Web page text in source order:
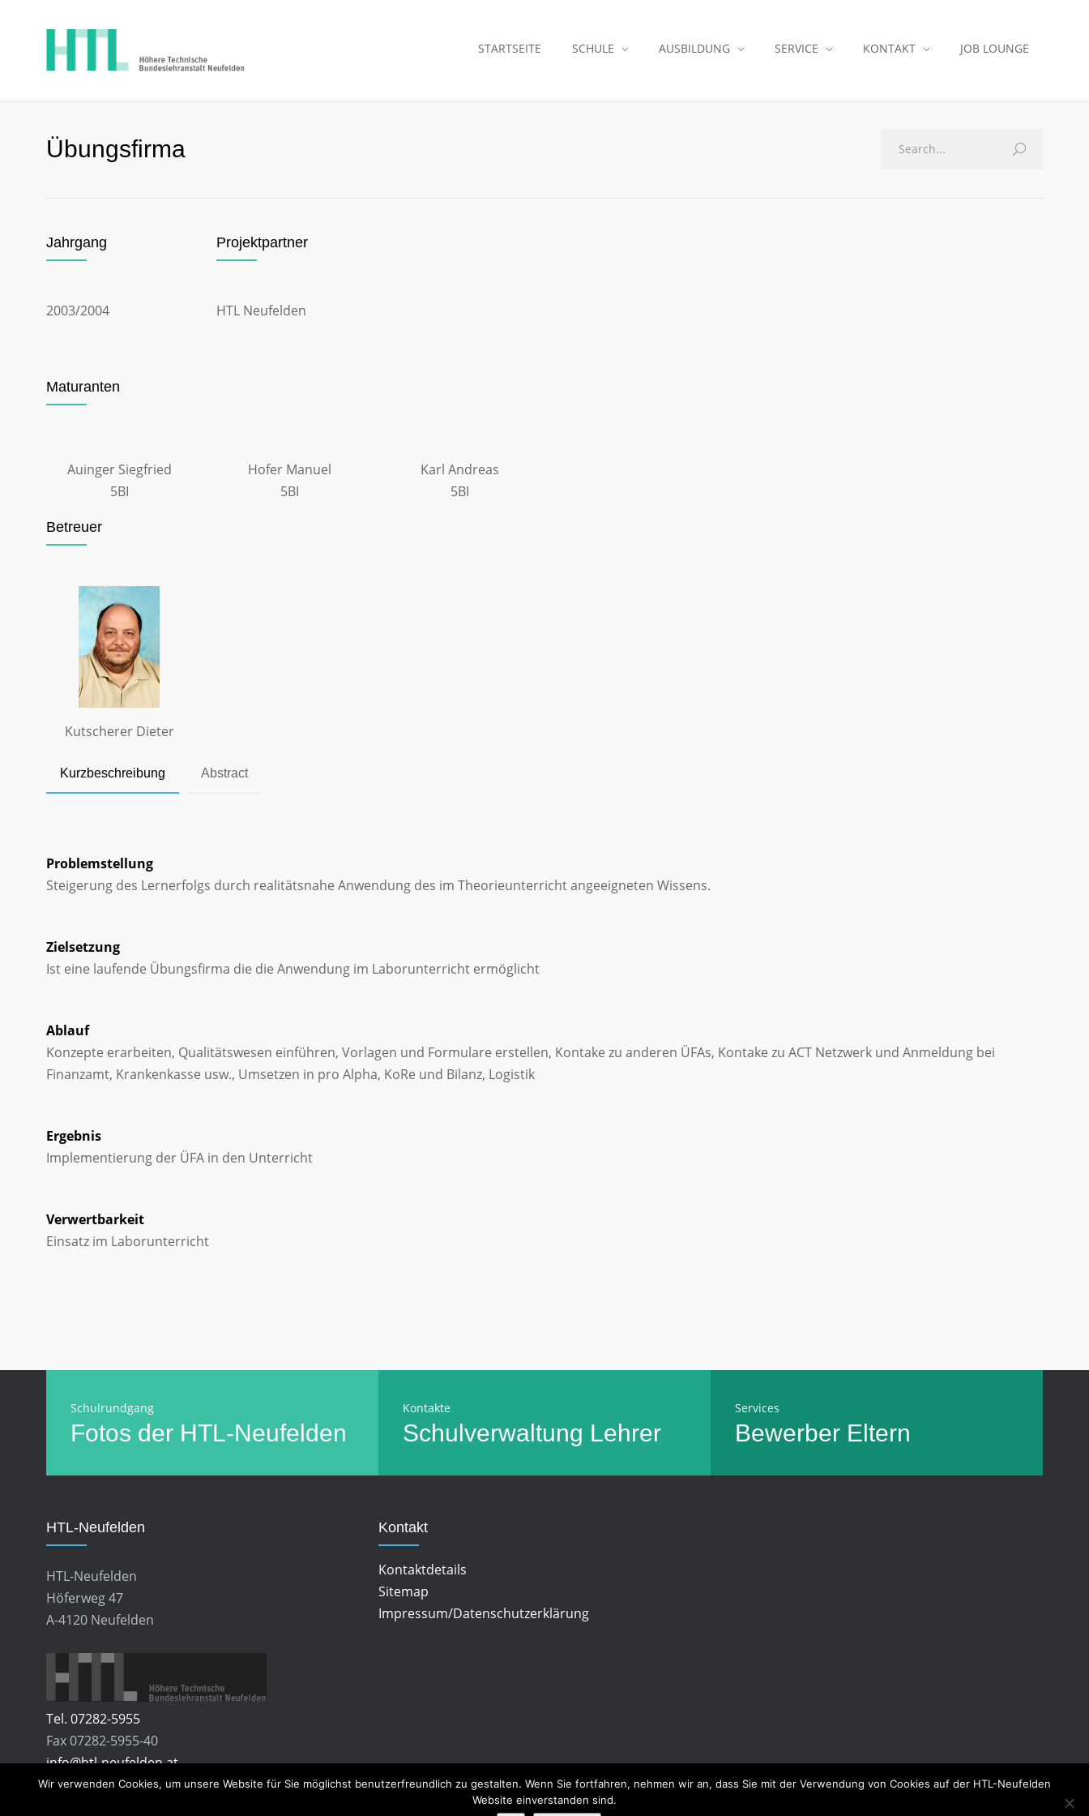
STARTSEITE SCHULE AUSBILDUNG SERVICE KONTAKT JOB LOUNGE
Übungsfirma
Jahrgang
2003/2004
Projektpartner
HTL Neufelden
Maturanten
Auinger Siegfried
5BI
Hofer Manuel
5BI
Karl Andreas
5BI
Betreuer
Kutscherer Dieter
Kurzbeschreibung Abstract
Problemstellung
Steigerung des Lernerfolgs durch realitätsnahe Anwendung des im Theorieunterricht angeeigneten Wissens.
Zielsetzung
Ist eine laufende Übungsfirma die die Anwendung im Laborunterricht ermöglicht
Ablauf
Konzepte erarbeiten, Qualitätswesen einführen, Vorlagen und Formulare erstellen, Kontake zu anderen ÜFAs, Kontake zu ACT Netzwerk und Anmeldung bei
Finanzamt, Krankenkasse usw., Umsetzen in pro Alpha, KoRe und Bilanz, Logistik
Ergebnis
Implementierung der ÜFA in den Unterricht
Verwertbarkeit
Einsatz im Laborunterricht
Schulrundgang
Fotos der HTL-Neufelden
Kontakte
Schulverwaltung Lehrer
Services
Bewerber Eltern
HTL-Neufelden
HTL-Neufelden
Höferweg 47
A-4120 Neufelden
Tel. 07282-5955
Fax 07282-5955-40
info@htl-neufelden.at
Kontakt
Kontaktdetails
Sitemap
Impressum/Datenschutzerklärung
Wir verwenden Cookies, um unsere Website für Sie möglichst benutzerfreundlich zu gestalten. Wenn Sie fortfahren, nehmen wir an, dass Sie mit der Verwendung von Cookies auf der HTL-Neufelden
Website einverstanden sind.